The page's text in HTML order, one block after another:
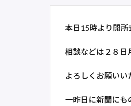
本日15時より開所
相談などは２８日
よろしくお願いい
一昨日に新聞にも